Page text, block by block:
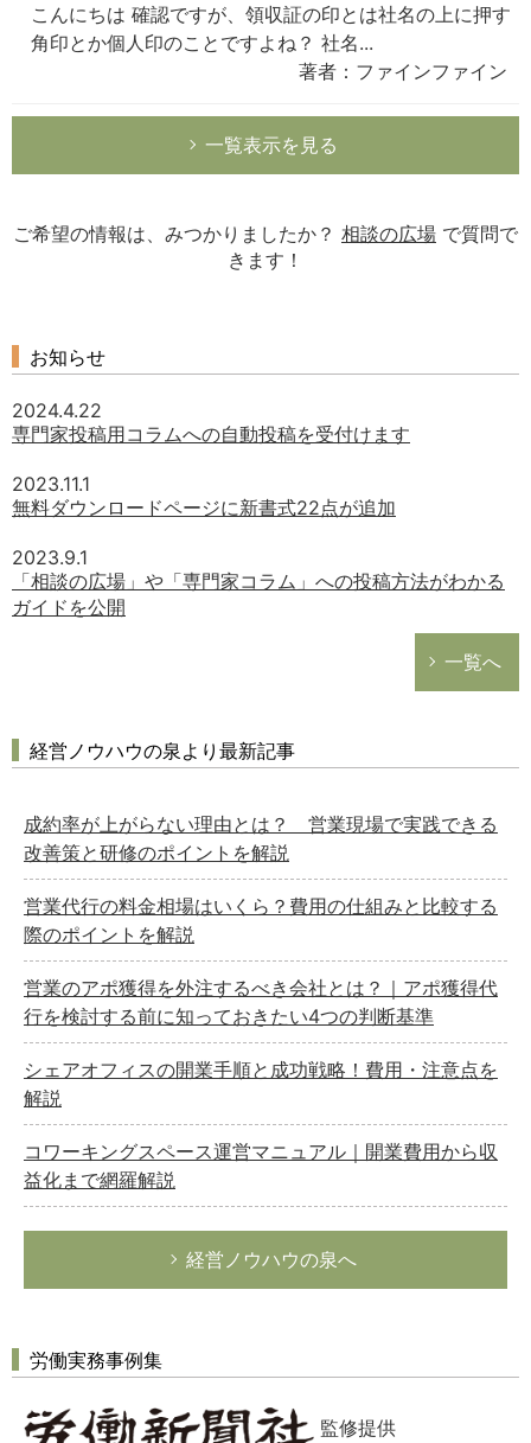
こんにちは 確認ですが、領収証の印とは社名の上に押す
角印とか個人印のことですよね？ 社名...
著者：ファインファイン
一覧表示を見る
ご希望の情報は、みつかりましたか？ 相談の広場 で質問で
きます！
お知らせ
2024.4.22
専門家投稿用コラムへの自動投稿を受付けます
2023.11.1
無料ダウンロードページに新書式22点が追加
2023.9.1
「相談の広場」や「専門家コラム」への投稿方法がわかる
ガイドを公開
一覧へ
経営ノウハウの泉より最新記事
成約率が上がらない理由とは？ 営業現場で実践できる
改善策と研修のポイントを解説
営業代行の料金相場はいくら？費用の仕組みと比較する
際のポイントを解説
営業のアポ獲得を外注するべき会社とは？｜アポ獲得代
行を検討する前に知っておきたい4つの判断基準
シェアオフィスの開業手順と成功戦略！費用・注意点を
解説
コワーキングスペース運営マニュアル｜開業費用から収
益化まで網羅解説
経営ノウハウの泉へ
労働実務事例集
監修提供